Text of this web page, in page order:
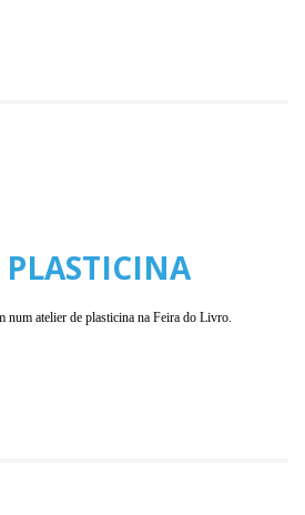
PLASTICINA
num atelier de plasticina na Feira do Livro.